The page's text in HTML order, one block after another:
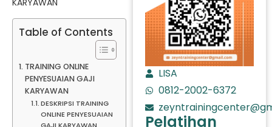
KARYAWAN
Table of Contents
TRAINING ONLINE
PENYESUAIAN GAJI
KARYAWAN
DESKRIPSI TRAINING
ONLINE PENYESUAIAN
LISA
0812-2002-6372
Pelatihan